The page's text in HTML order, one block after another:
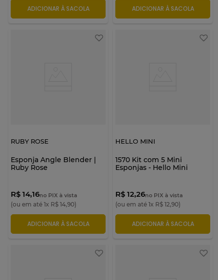
ADICIONAR À SACOLA ADICIONAR À SACOLA
RUBY ROSE
Esponja Angle Blender |
Ruby Rose
R$ 14,16no PIX à vista
(ou em até 1x R$ 14,90)
ADICIONAR À SACOLA
HELLO MINI
1570 Kit com 5 Mini
Esponjas - Hello Mini
R$ 12,26no PIX à vista
(ou em até 1x R$ 12,90)
ADICIONAR À SACOLA